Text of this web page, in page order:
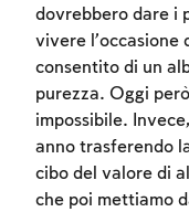
dovrebbero dare i
vivere
consentito di un
purezza. Oggi
impossibile.
anno trasferendo
cibo del valore di
che poi mettiamo